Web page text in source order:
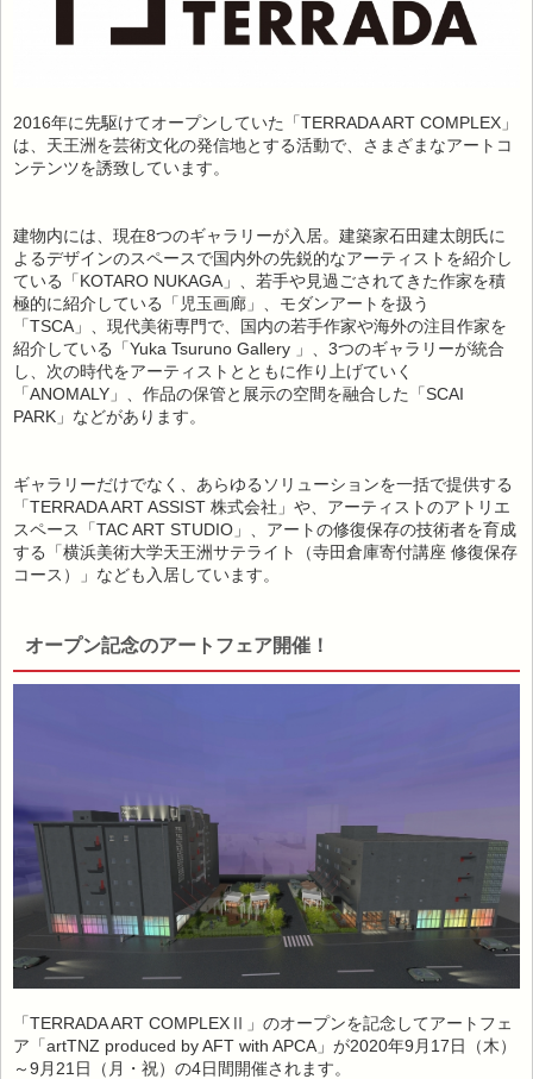
2016年に先駆けてオープンしていた「TERRADA ART COMPLEX」
は、天王洲を芸術文化の発信地とする活動で、さまざまなアートコ
ンテンツを誘致しています。
建物内には、現在8つのギャラリーが入居。建築家石田建太朗氏に
よるデザインのスペースで国内外の先鋭的なアーティストを紹介し
ている「KOTARO NUKAGA」、若手や見過ごされてきた作家を積
極的に紹介している「児玉画廊」、モダンアートを扱う
「TSCA」、現代美術専門で、国内の若手作家や海外の注目作家を
紹介している「Yuka Tsuruno Gallery 」、3つのギャラリーが統合
し、次の時代をアーティストとともに作り上げていく
「ANOMALY」、作品の保管と展示の空間を融合した「SCAI
PARK」などがあります。
ギャラリーだけでなく、あらゆるソリューションを一括で提供する
「TERRADA ART ASSIST 株式会社」や、アーティストのアトリエ
スペース「TAC ART STUDIO」、アートの修復保存の技術者を育成
する「横浜美術大学天王洲サテライト（寺田倉庫寄付講座 修復保存
コース）」なども入居しています。
オープン記念のアートフェア開催！
「TERRADA ART COMPLEXⅡ」のオープンを記念してアートフェ
ア「artTNZ produced by AFT with APCA」が2020年9月17日（木）
～9月21日（月・祝）の4日間開催されます。